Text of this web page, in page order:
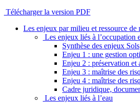
Télécharger la version PDF
Les enjeux par milieu et ressource de
Les enjeux liés à l’occupation
Synthèse des enjeux Sols
Enjeu 1 : une gestion
Enjeu 2 : préservation et
Enjeu 3 : maîtrise des
Enjeu 4 : maîtrise des
Cadre juridique,
Les enjeux liés à l’eau